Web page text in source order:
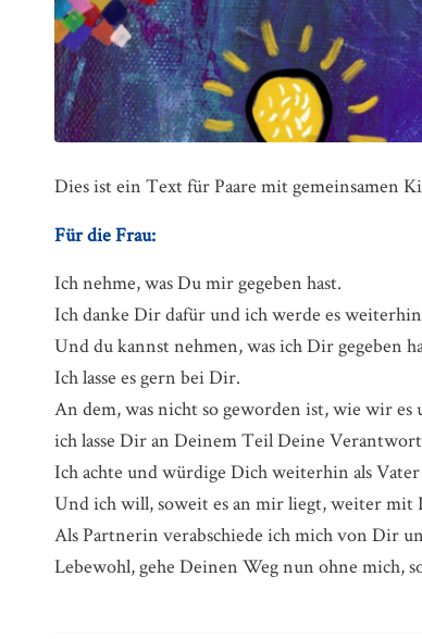
Dies ist ein Text für Paare mit gemeinsamen
Für die Frau:
Ich nehme, was Du mir gegeben hast.
Ich danke Dir dafür und ich werde es
Und du kannst nehmen, was ich Dir gegeben
Ich lasse es gern bei Dir.
An dem, was nicht so geworden ist, wie wir
ich lasse Dir an Deinem Teil Deine
Ich achte und würdige Dich weiterhin als
Und ich will, soweit es an mir liegt, weiter
Als Partnerin verabschiede ich mich von Dir
Lebewohl, gehe Deinen Weg nun ohne mich,